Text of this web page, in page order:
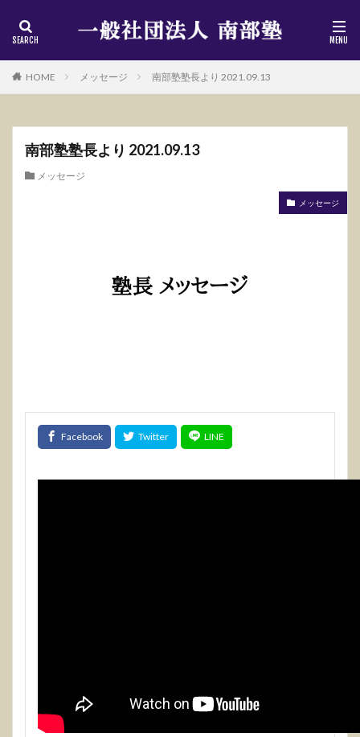
HOME メッセージ 南部塾塾長より 2021.09.13
南部塾塾長より 2021.09.13
メッセージ
メッセージ